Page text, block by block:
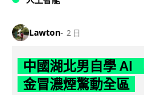
Lawton 2 日
中國湖北男自學 AI
金冒濃煙驚動全區